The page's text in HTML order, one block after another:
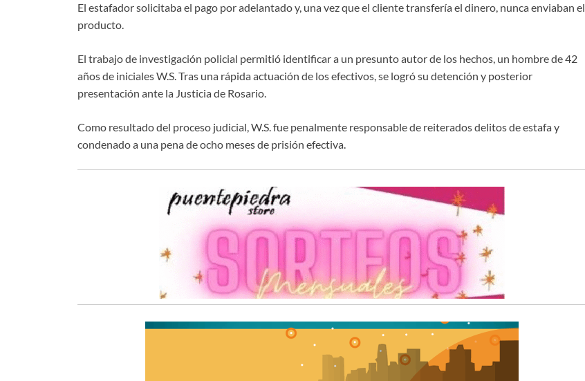
El estafador solicitaba el pago por adelantado y, una vez que el cliente transfería el dinero, nunca enviaban el
producto.
El trabajo de investigación policial permitió identificar a un presunto autor de los hechos, un hombre de 42
años de iniciales W.S. Tras una rápida actuación de los efectivos, se logró su detención y posterior
presentación ante la Justicia de Rosario.
Como resultado del proceso judicial, W.S. fue penalmente responsable de reiterados delitos de estafa y
condenado a una pena de ocho meses de prisión efectiva.